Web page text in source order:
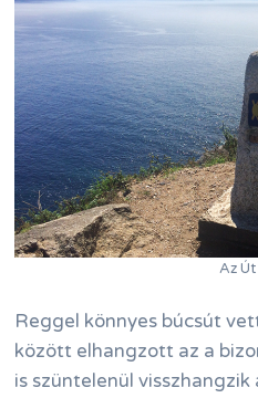
Az Út
Reggel könnyes búcsút
között elhangzott az a
is szüntelenül